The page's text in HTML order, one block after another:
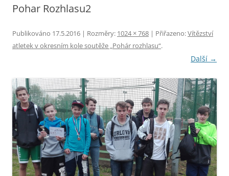
Pohar Rozhlasu2
Publikováno 17.5.2016 | Rozměry: 1024 × 768 | Přiřazeno:Vítězství
atletek v okresním kole soutěže „Pohár rozhlasu“.
Další →